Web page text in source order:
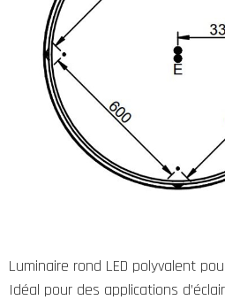
Luminaire rond LED polyvalent
Idéal pour des applications